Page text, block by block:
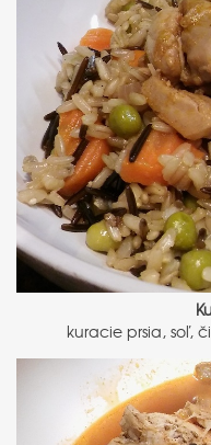
kuracie prsia, soľ,